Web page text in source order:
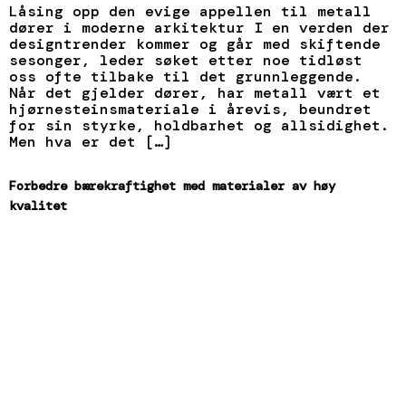
Låsing opp den evige appellen til metall
dører i moderne arkitektur I en verden der
designtrender kommer og går med skiftende
sesonger, leder søket etter noe tidløst
oss ofte tilbake til det grunnleggende.
Når det gjelder dører, har metall vært et
hjørnesteinsmateriale i årevis, beundret
for sin styrke, holdbarhet og allsidighet.
Men hva er det […]
Forbedre bærekraftighet med materialer av høy
kvalitet